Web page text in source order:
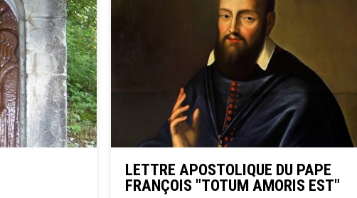
LETTRE APOSTOLIQUE DU PAPE
FRANÇOIS "TOTUM AMORIS EST"